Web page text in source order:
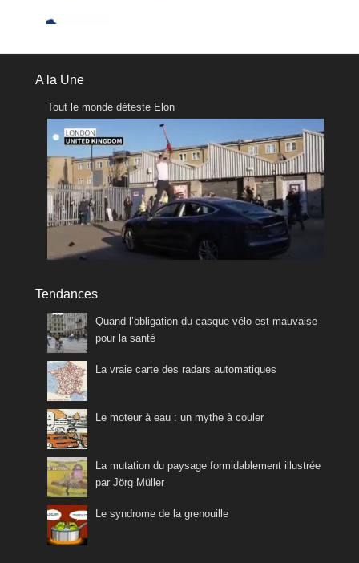
A la Une
Tout le monde déteste Elon
Tendances
Quand l’obligation du casque vélo est mauvaise
pour la santé
La vraie carte des radars automatiques
Le moteur à eau : un mythe à couler
La mutation du paysage formidablement illustrée
par Jörg Müller
Le syndrome de la grenouille